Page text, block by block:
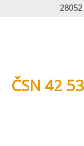
28052
ČSN 42